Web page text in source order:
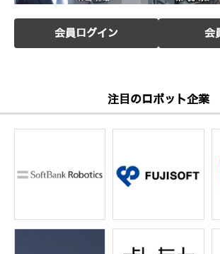
会員ログイン 会
注目のロボット企業